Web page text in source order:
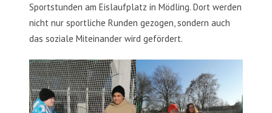
Sportstunden am Eislaufplatz in Mödling. Dort werden
nicht nur sportliche Runden gezogen, sondern auch
das soziale Miteinander wird gefördert.